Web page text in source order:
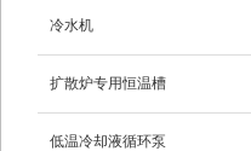
冷水机
扩散炉专用恒温槽
低温冷却液循环泵